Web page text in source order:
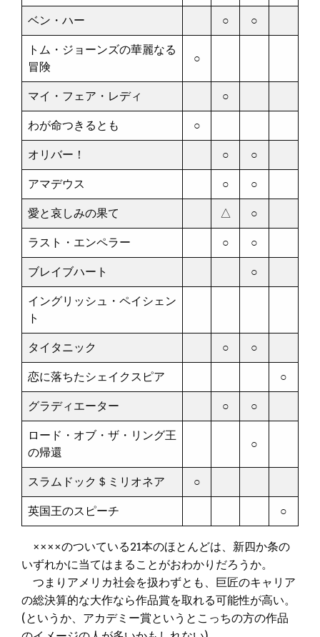
ベン・ハー
○
○
トム・ジョーンズの華麗なる
冒険
○
マイ・フェア・レディ
○
わが命つきるとも
○
オリバー！
○
○
アマデウス
○
○
愛と哀しみの果て
△
○
ラスト・エンペラー
○
○
ブレイブハート
○
イングリッシュ・ペイシェン
ト
タイタニック
○
○
恋に落ちたシェイクスピア
○
グラディエーター
○
○
ロード・オブ・ザ・リング王
の帰還
○
スラムドック＄ミリオネア
○
英国王のスピーチ
○
××××のついている21本のほとんどは、新四か条の
いずれかに当てはまることがおわかりだろうか。
つまりアメリカ社会を扱わずとも、巨匠のキャリア
の総決算的な大作なら作品賞を取れる可能性が高い。
(というか、アカデミー賞というとこっちの方の作品